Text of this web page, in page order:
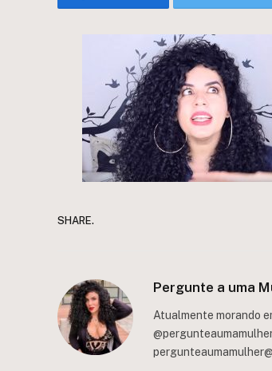
SHARE.
Pergunte a uma
Atualmente morando